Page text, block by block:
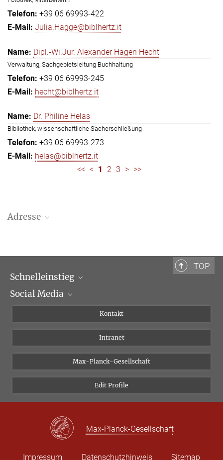
+39 06 69993-422
Julia.Hagge@biblhertz.it
Dipl.-Wi.Jur. Alexander Hagen Hecht
Verwaltung, Sachgebietsleitung Buchhaltung
+39 06 69993-245
hecht@biblhertz.it
Dr. Philine Helas
Bibliothek, wissenschaftliche Sacherschließung
+39 06 69993-273
helas@biblhertz.it
<< < 1 2 3 > >>
Adresse
Tel.: + 39 0669 993 201
TOP
Schnelleinstieg
Wissenschaftliche Abteilungen
Social Media
Instagram
Bluesky
Vimeo
Newsletter
Kontakt
Intranet
Max-Planck-Gesellschaft
Edit Profile
Max-Planck-Gesellschaft
Impressum Datenschutzhinweis Sitemap